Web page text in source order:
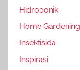
Hidroponik
Home Gardening
Insektisida
Inspirasi